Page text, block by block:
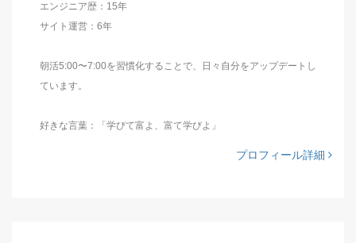
エンジニア歴：15年
サイト運営：6年
朝活5:00〜7:00を習慣化することで、日々自分をアップデートし
ています。
好きな言葉：「学びて富よ、富て学びよ」
プロフィール詳細